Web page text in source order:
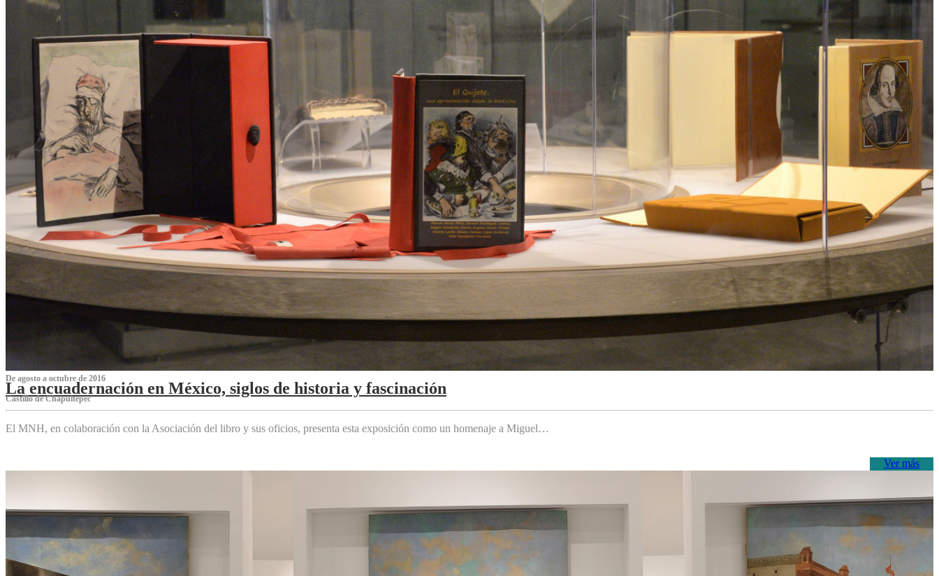
De agosto a octubre de 2016
La encuadernación en México, siglos de historia y fascinación
Castillo de Chapultepec
El MNH, en colaboración con la Asociación del libro y sus oficios, presenta esta exposición como un homenaje a Miguel…
Ver más